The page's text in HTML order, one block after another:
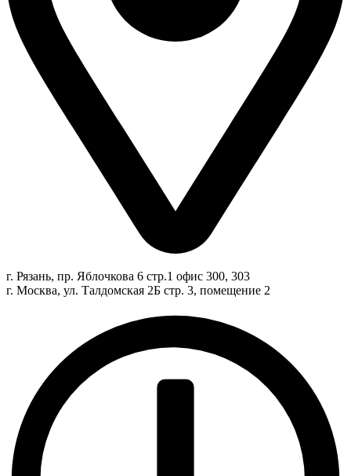
г. Рязань, пр. Яблочкова 6 стр.1 офис 300, 303
г. Москва, ул. Талдомская 2Б стр. 3, помещение 2